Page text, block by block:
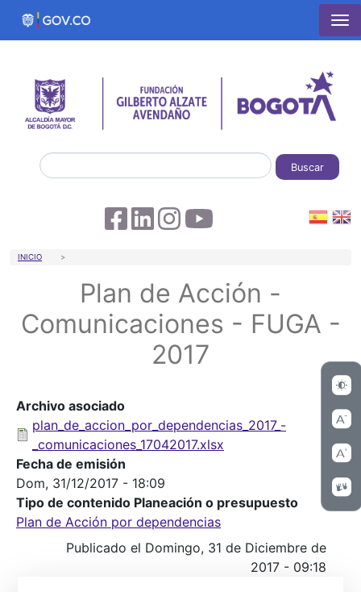
Pasar al contenido principal
Buscar
Sobrescribir enlaces de ayuda a la
INICIO
Plan de Acción -
Comunicaciones - FUGA -
2017
Archivo asociado
plan_de_accion_por_dependencias_2017_-
_comunicaciones_17042017.xlsx
Fecha de emisión
Dom, 31/12/2017 - 18:09
Tipo de contenido Planeación o presupuesto
Plan de Acción por dependencias
Publicado el Domingo, 31 de Diciembre de
2017 - 09:18